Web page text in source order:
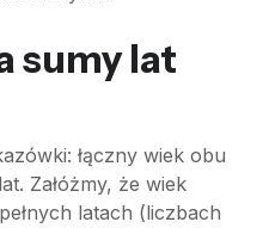
sumy lat
łączny wiek obu
Załóżmy, że wiek
latach (liczbach